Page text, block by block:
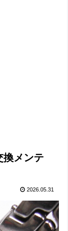
換メンテ
2026.05.31